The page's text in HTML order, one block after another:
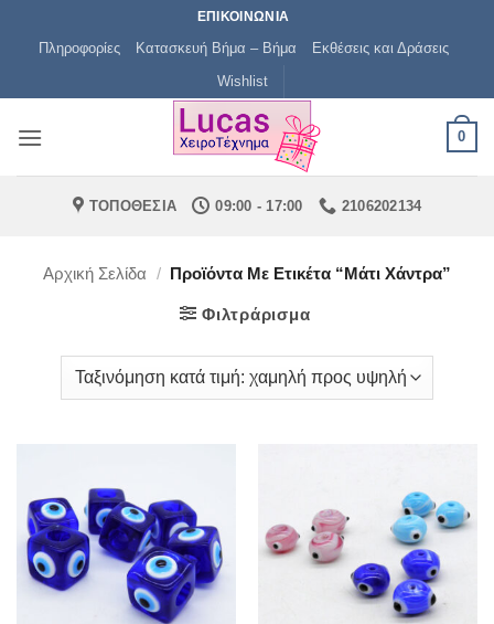
ΕΠΙΚΟΙΝΩΝΙΑ
Πληροφορίες Κατασκευή Βήμα – Βήμα
Εκθέσεις και Δράσεις
Wishlist
0
ΤΟΠΟΘΕΣΙΑ 09:00 - 17:00 2106202134
Αρχική Σελίδα / Προϊόντα Με Ετικέτα “μάτι Χάντρα”
Φιλτράρισμα